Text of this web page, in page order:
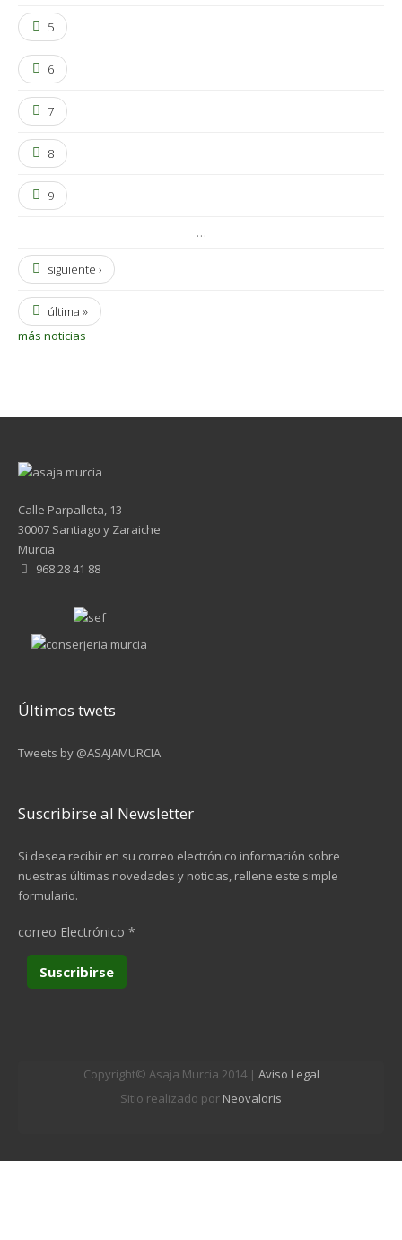
5
6
7
8
9
…
siguiente ›
última »
más noticias
Calle Parpallota, 13
30007 Santiago y Zaraiche
Murcia
968 28 41 88
Últimos twets
Tweets by @ASAJAMURCIA
Suscribirse al Newsletter
Si desea recibir en su correo electrónico información sobre
nuestras últimas novedades y noticias, rellene este simple
formulario.
correo Electrónico *
Copyright© Asaja Murcia 2014 | Aviso Legal
Sitio realizado por Neovaloris